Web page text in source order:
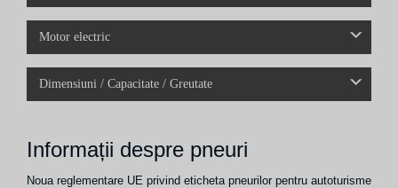
Motor electric
Dimensiuni / Capacitate / Greutate
Informații despre pneuri
Noua reglementare UE privind eticheta pneurilor pentru autoturisme